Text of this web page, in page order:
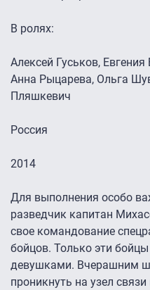
В ролях:
Алексей Гуськов,
Анна Рыцарева, Ольга
Пляшкевич
Россия
2014
Для выполнения особо
разведчик капитан
свое командование
бойцов. Только эти
девушками. Вчерашним
проникнуть на узел